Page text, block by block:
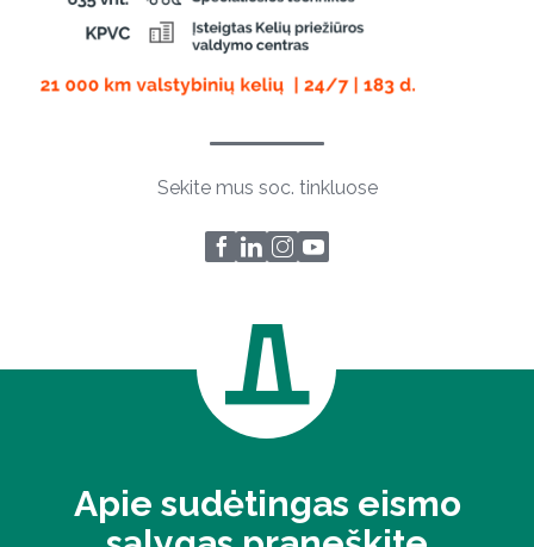
Sekite mus soc. tinkluose
Apie sudėtingas eismo